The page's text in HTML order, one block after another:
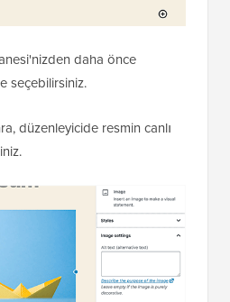
daha önce
seçebilirsiniz.
düzenleyicide resmin canlı